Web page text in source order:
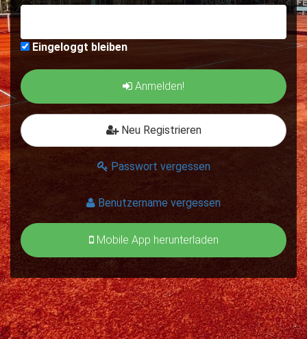
Eingeloggt bleiben
Anmelden!
Neu Registrieren
Passwort vergessen
Benutzername vergessen
Mobile App herunterladen